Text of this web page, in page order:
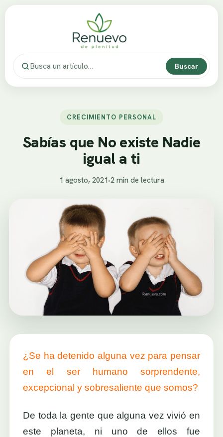
Buscar
CRECIMIENTO PERSONAL
Sabías que No existe Nadie
igual a ti
1 agosto, 2021•2 min de lectura
¿Se ha detenido alguna vez para pensar
en el ser humano sorprendente,
excepcional y sobresaliente que somos?
De toda la gente que alguna vez vivió en
este planeta, ni uno de ellos fue